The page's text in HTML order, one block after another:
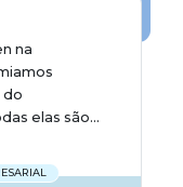
na
do
elas são...